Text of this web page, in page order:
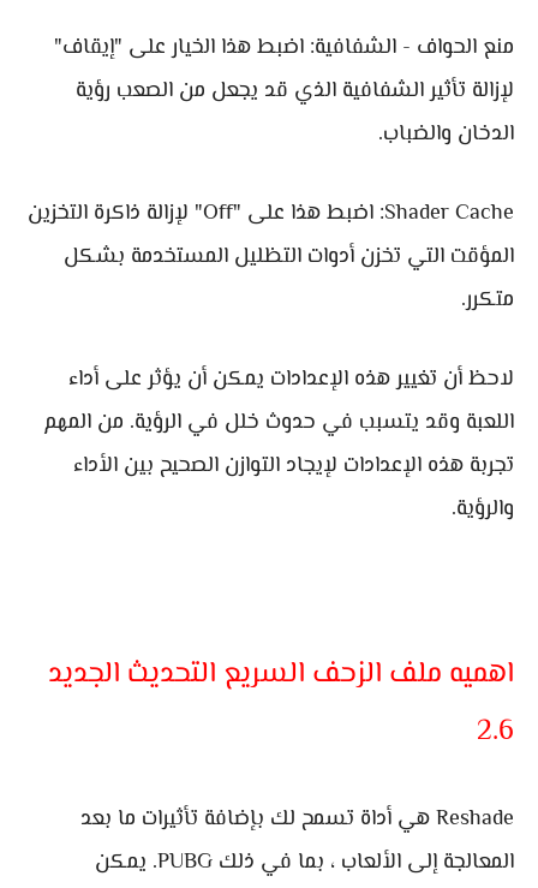
منع الحواف - الشفافية: اضبط هذا الخيار على "إيقاف"
لإزالة تأثير الشفافية الذي قد يجعل من الصعب رؤية
الدخان والضباب.
Shader Cache: اضبط هذا على "Off" لإزالة ذاكرة التخزين
المؤقت التي تخزن أدوات التظليل المستخدمة بشكل
متكرر.
لاحظ أن تغيير هذه الإعدادات يمكن أن يؤثر على أداء
اللعبة وقد يتسبب في حدوث خلل في الرؤية. من المهم
تجربة هذه الإعدادات لإيجاد التوازن الصحيح بين الأداء
والرؤية.
اهميه ملف الزحف السريع التحديث الجديد
2.6
Reshade هي أداة تسمح لك بإضافة تأثيرات ما بعد
المعالجة إلى الألعاب ، بما في ذلك PUBG. يمكن